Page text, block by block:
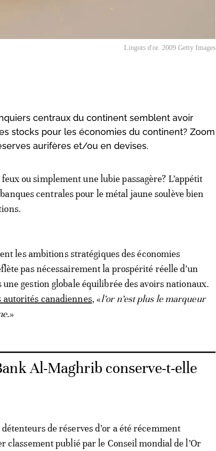
Lingots d'or. 2009 Getty Images
centraux du continent semblent avoir
stocks pour les économies du continent? Zoom
aurifères et/ou en devises.
ou simplement une lubie passagère? L’appétit
centrales pour le métal jaune soulève bien
les ambitions stratégiques des économies
pas nécessairement la prospérité réelle d’un
une gestion globale équilibrée des avoirs nationaux.
autorités canadiennes, «l’or n’est plus le marqueur
.»
Al-Maghrib conserve-t-elle
de réserves d’or a été récemment
classement publié par le Conseil mondial de l’Or